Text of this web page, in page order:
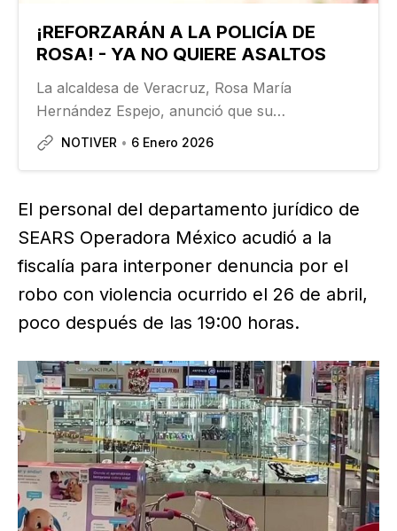
¡REFORZARÁN A LA POLICÍA DE
ROSA! - YA NO QUIERE ASALTOS
La alcaldesa de Veracruz, Rosa María
Hernández Espejo, anunció que su
administración reforzará la policía municipal
tras detectar un déficit de elementos y
Seguridad realizada…
NOTIVER 6 Enero 2026
El personal del departamento jurídico de
SEARS Operadora México acudió a la
fiscalía para interponer denuncia por el
robo con violencia ocurrido el 26 de abril,
poco después de las 19:00 horas.